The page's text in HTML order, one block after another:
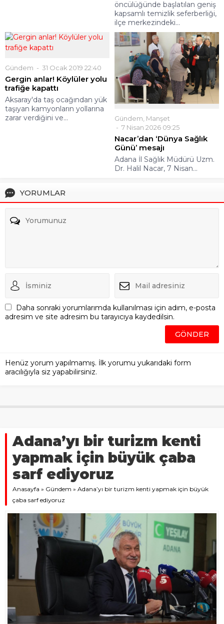
öncülüğünde başlatılan geniş
kapsamlı temizlik seferberliği,
ilçe merkezindeki...
Gündem 31 Ocak 2019 22:40
Gergin anlar! Köylüler yolu
trafiğe kapattı
Aksaray'da taş ocağından yük
taşıyan kamyonların yollarına
zarar verdiğini ve...
Gündem Manşet
7 Nisan 2026 09:25
Nacar’dan ‘Dünya Sağlık
Günü’ mesajı
Adana İl Sağlık Müdürü Uzm.
Dr. Halil Nacar, 7 Nisan...
YORUMLAR
Daha sonraki yorumlarımda kullanılması için adım, e-posta
adresim ve site adresim bu tarayıcıya kaydedilsin.
Henüz yorum yapılmamış. İlk yorumu yukarıdaki form
aracılığıyla siz yapabilirsiniz.
Adana’yı bir turizm kenti
yapmak için büyük çaba
sarf ediyoruz
Anasayfa » Gündem » Adana’yı bir turizm kenti yapmak için büyük
çaba sarf ediyoruz